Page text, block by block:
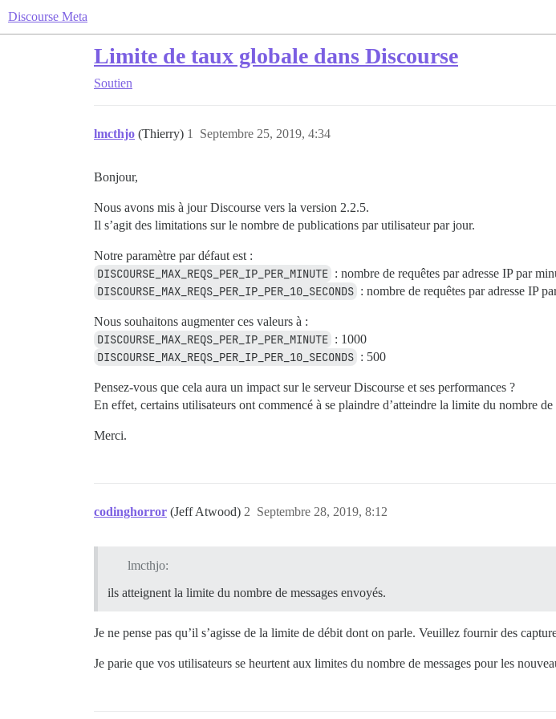
Discourse Meta
Limite de taux globale dans Discourse
Soutien
lmcthjo (Thierry) Septembre 25, 2019, 4:34
1
Bonjour,
Nous avons mis à jour Discourse vers la version 2.2.5.
Il s’agit des limitations sur le nombre de publications par utilisateur par jour.
Notre paramètre par défaut est :
DISCOURSE_MAX_REQS_PER_IP_PER_MINUTE : nombre de requêtes par adresse IP par
DISCOURSE_MAX_REQS_PER_IP_PER_10_SECONDS : nombre de requêtes par adresse IP
Nous souhaitons augmenter ces valeurs à :
DISCOURSE_MAX_REQS_PER_IP_PER_MINUTE : 1000
DISCOURSE_MAX_REQS_PER_IP_PER_10_SECONDS : 500
Pensez-vous que cela aura un impact sur le serveur Discourse et ses performances ?
En effet, certains utilisateurs ont commencé à se plaindre d’atteindre la limite du nombre
Merci.
codinghorror (Jeff Atwood) Septembre 28, 2019, 8:12
2
lmcthjo:
ils atteignent la limite du nombre de messages envoyés.
Je ne pense pas qu’il s’agisse de la limite de débit dont on parle. Veuillez fournir des
Je parie que vos utilisateurs se heurtent aux limites du nombre de messages pour les